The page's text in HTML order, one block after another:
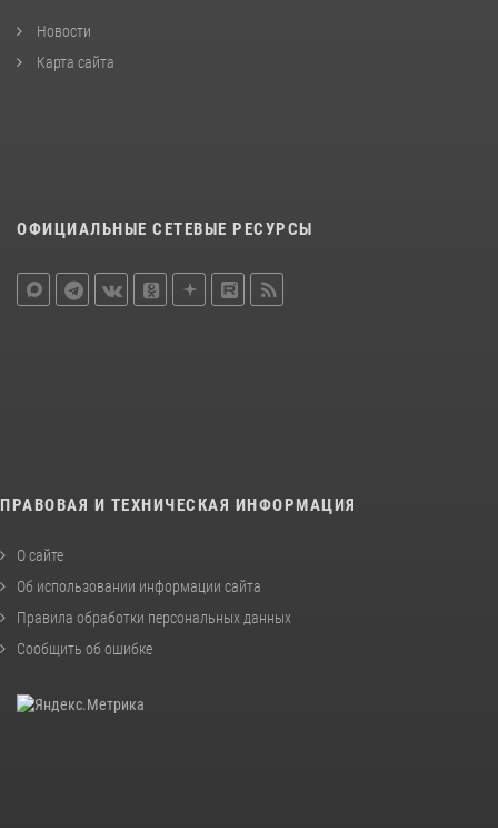
Новости
Карта сайта
ОФИЦИАЛЬНЫЕ СЕТЕВЫЕ РЕСУРСЫ
ПРАВОВАЯ И ТЕХНИЧЕСКАЯ ИНФОРМАЦИЯ
О сайте
Об использовании информации сайта
Правила обработки персональных данных
Сообщить об ошибке